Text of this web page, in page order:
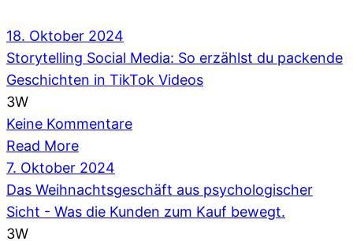
18. Oktober 2024
Storytelling Social Media: So erzählst du packende
Geschichten in TikTok Videos
3W
Keine Kommentare
Read More
7. Oktober 2024
Das Weihnachtsgeschäft aus psychologischer
Sicht - Was die Kunden zum Kauf bewegt.
3W